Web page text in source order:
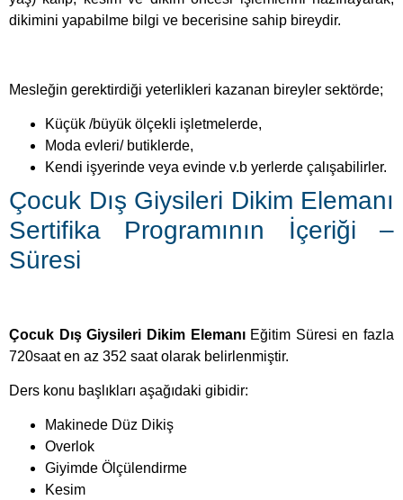
Mesleğin gerektirdiği yeterlikleri kazanan bireyler sektörde;
Kendi işyerinde veya evinde v.b yerlerde çalışabilirler.
Çocuk Dış Giysileri Dikim Elemanı
Sertifika Programının İçeriği –
Süresi
Çocuk Dış Giysileri Dikim Elemanı
Makinede Düz Dikiş
Giyimde Ölçülendirme
Kesim
Giyimde Süsleme
Ütüleme
6-12 Yaş Ceket Kalıbı